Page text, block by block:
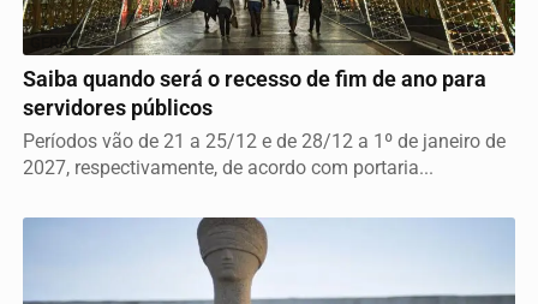
GERAL
Saiba quando será o recesso de fim de ano para
servidores públicos
Períodos vão de 21 a 25/12 e de 28/12 a 1º de janeiro de
2027, respectivamente, de acordo com portaria...